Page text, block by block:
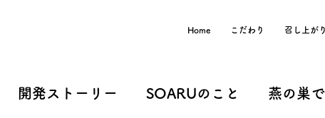
Home こだわり 召し上が
開発ストーリー SOARUのこと 燕の巣